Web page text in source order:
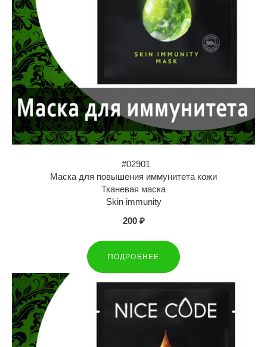
#02901
Маска для повышения иммунитета кожи
Тканевая маска
Skin immunity
200 ₽
ПОДРОБНЕЕ